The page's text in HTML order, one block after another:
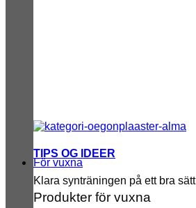
TIPS OG IDEER
Klara synträningen på ett bra sätt
För vuxna
Produkter för vuxna